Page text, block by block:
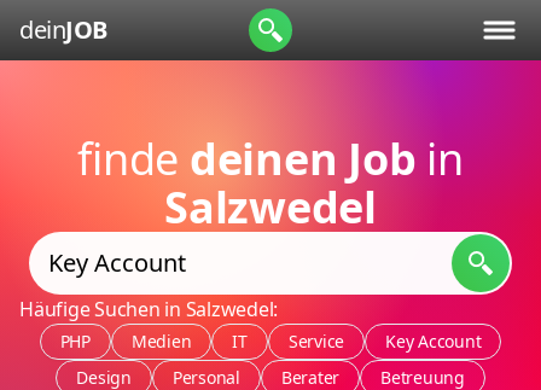
deinJOB
finde deinen Job in
Salzwedel
Häufige Suchen in Salzwedel:
PHP Medien IT Service
Key Account
Design
Personal Berater
Betreuung